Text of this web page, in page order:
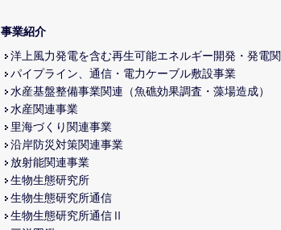
事業紹介
洋上風力発電を含む再生可能エネルギー開発・発電
パイプライン、通信・電力ケーブル敷設事業
水産基盤整備事業関連（魚礁効果調査・藻場造成）
水産関連事業
里海づくり関連事業
沿岸防災対策関連事業
放射能関連事業
生物生態研究所
生物生態研究所通信
生物生態研究所通信Ⅱ